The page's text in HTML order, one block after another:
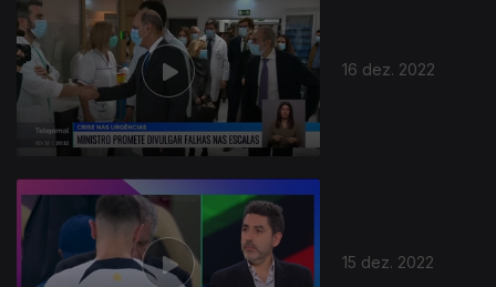
16 dez. 2022
15 dez. 2022